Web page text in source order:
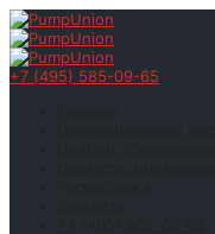
+7 (495) 585-09-65